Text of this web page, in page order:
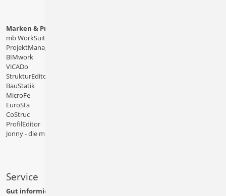
Marken & Produkte
mb WorkSuite
ProjektManager
BIMwork
ViCADo
StrukturEditor
BauStatik
MicroFe
EuroSta
CoStruc
ProfilEditor
Jonny - die mb-App
Service
Gut informiert